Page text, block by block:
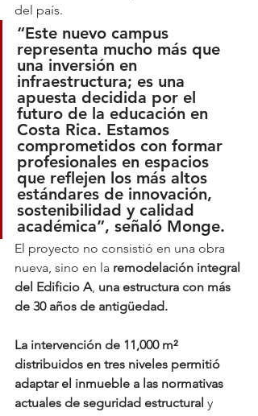
del país.
“Este nuevo campus
representa mucho más que
una inversión en
infraestructura; es una
apuesta decidida por el
futuro de la educación en
Costa Rica. Estamos
comprometidos con formar
profesionales en espacios
que reflejen los más altos
estándares de innovación,
sostenibilidad y calidad
académica”, señaló Monge.
El proyecto no consistió en una obra
nueva, sino en la remodelación integral
del Edificio A, una estructura con más
de 30 años de antigüedad.
La intervención de 11,000 m²
distribuidos en tres niveles permitió
adaptar el inmueble a las normativas
actuales de seguridad estructural y